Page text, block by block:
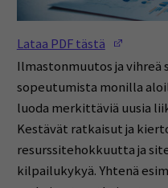
Lataa PDF tästä
Ilmastonmuutos ja
sopeutumista monilla
luoda merkittäviä uusia
Kestävät ratkaisut ja
resurssitehokkuutta ja
kilpailukykyä. Yhtenä